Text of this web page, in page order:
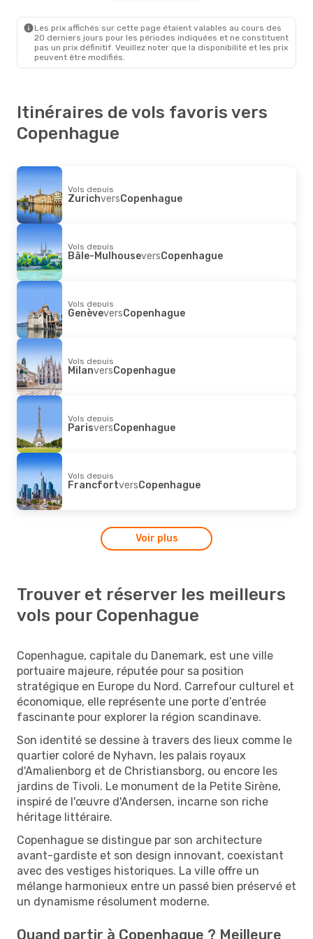
- Copenhague
Les prix affichés sur cette page étaient valables au cours des
20 derniers jours pour les périodes indiquées et ne constituent
pas un prix définitif. Veuillez noter que la disponibilité et les prix
peuvent être modifiés.
Itinéraires de vols favoris vers
Copenhague
Vols depuis
ZurichversCopenhague
Vols depuis
Bâle-MulhouseversCopenhague
Vols depuis
GenèveversCopenhague
Vols depuis
MilanversCopenhague
Vols depuis
ParisversCopenhague
Vols depuis
FrancfortversCopenhague
Voir plus
Trouver et réserver les meilleurs
vols pour Copenhague
Copenhague, capitale du Danemark, est une ville
portuaire majeure, réputée pour sa position
stratégique en Europe du Nord. Carrefour culturel et
économique, elle représente une porte d’entrée
fascinante pour explorer la région scandinave.
Son identité se dessine à travers des lieux comme le
quartier coloré de Nyhavn, les palais royaux
d'Amalienborg et de Christiansborg, ou encore les
jardins de Tivoli. Le monument de la Petite Sirène,
inspiré de l'œuvre d'Andersen, incarne son riche
héritage littéraire.
Copenhague se distingue par son architecture
avant-gardiste et son design innovant, coexistant
avec des vestiges historiques. La ville offre un
mélange harmonieux entre un passé bien préservé et
un dynamisme résolument moderne.
Quand partir à Copenhague ? Meilleure